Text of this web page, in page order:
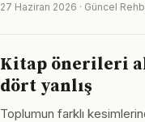
27 Haziran 2026 · Güncel
Kitap önerileri
dört yanlış
Toplumun farklı